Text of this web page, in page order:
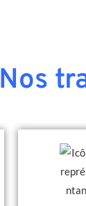
Nos